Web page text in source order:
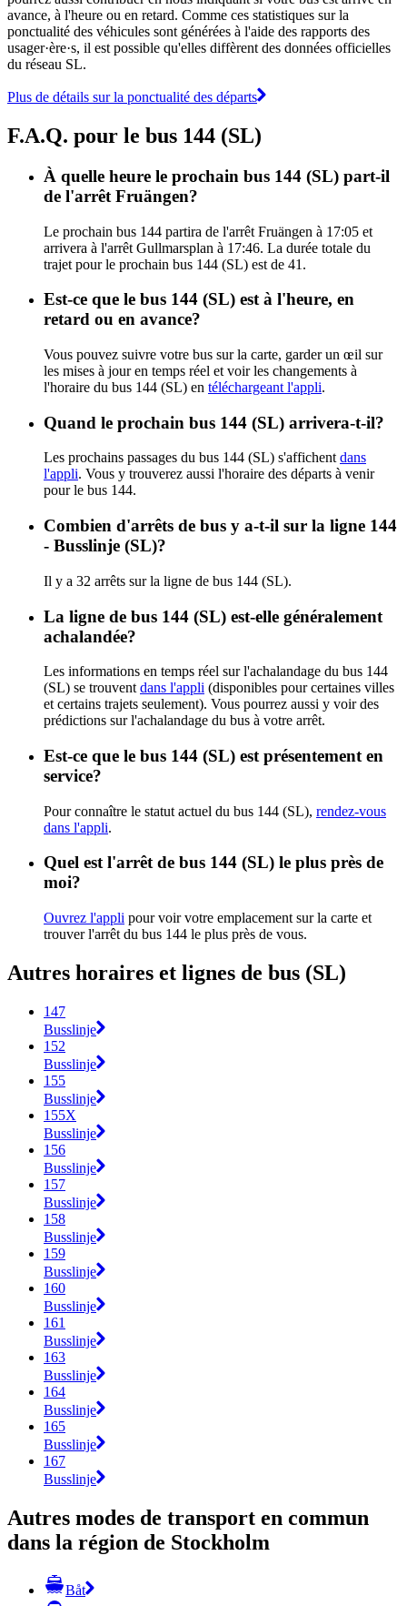
avance, à l'heure ou en retard. Comme ces statistiques sur la
ponctualité des véhicules sont générées à l'aide des rapports des
usager·ère·s, il est possible qu'elles diffèrent des données officielles
du réseau SL.
Plus de détails sur la ponctualité des départs
F.A.Q. pour le bus 144 (SL)
À quelle heure le prochain bus 144 (SL) part-il
de l'arrêt Fruängen?
Le prochain bus 144 partira de l'arrêt Fruängen à 17:05 et
arrivera à l'arrêt Gullmarsplan à 17:46. La durée totale du
trajet pour le prochain bus 144 (SL) est de 41.
Est-ce que le bus 144 (SL) est à l'heure, en
retard ou en avance?
Vous pouvez suivre votre bus sur la carte, garder un œil sur
les mises à jour en temps réel et voir les changements à
l'horaire du bus 144 (SL) en téléchargeant l'appli.
Quand le prochain bus 144 (SL) arrivera-t-il?
Les prochains passages du bus 144 (SL) s'affichent dans
l'appli. Vous y trouverez aussi l'horaire des départs à venir
pour le bus 144.
Combien d'arrêts de bus y a-t-il sur la ligne 144
- Busslinje (SL)?
Il y a 32 arrêts sur la ligne de bus 144 (SL).
La ligne de bus 144 (SL) est-elle généralement
achalandée?
Les informations en temps réel sur l'achalandage du bus 144
(SL) se trouvent dans l'appli (disponibles pour certaines villes
et certains trajets seulement). Vous pourrez aussi y voir des
prédictions sur l'achalandage du bus à votre arrêt.
Est-ce que le bus 144 (SL) est présentement en
service?
Pour connaître le statut actuel du bus 144 (SL), rendez-vous
dans l'appli.
Quel est l'arrêt de bus 144 (SL) le plus près de
moi?
Ouvrez l'appli pour voir votre emplacement sur la carte et
trouver l'arrêt du bus 144 le plus près de vous.
Autres horaires et lignes de bus (SL)
147
Busslinje
152
Busslinje
155
Busslinje
155X
Busslinje
156
Busslinje
157
Busslinje
158
Busslinje
159
Busslinje
160
Busslinje
161
Busslinje
163
Busslinje
164
Busslinje
165
Busslinje
167
Busslinje
Autres modes de transport en commun
dans la région de Stockholm
Båt